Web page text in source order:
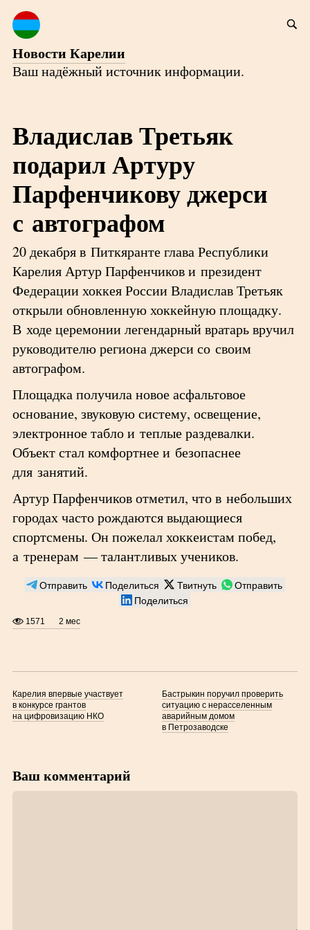
Новости Карелии
Ваш надёжный источник информации.
Владислав Третьяк
подарил Артуру
Парфенчикову джерси
с автографом
20 декабря в Питкяранте глава Республики
Карелия Артур Парфенчиков и президент
Федерации хоккея России Владислав Третьяк
открыли обновленную хоккейную площадку.
В ходе церемонии легендарный вратарь вручил
руководителю региона джерси со своим
автографом.
Площадка получила новое асфальтовое
основание, звуковую систему, освещение,
электронное табло и теплые раздевалки.
Объект стал комфортнее и безопаснее
для занятий.
Артур Парфенчиков отметил, что в небольших
городах часто рождаются выдающиеся
спортсмены. Он пожелал хоккеистам побед,
а тренерам — талантливых учеников.
Отправить Поделиться Твитнуть
Отправить
Поделиться
1571 2 мес
Карелия впервые участвует
в конкурсе грантов
на цифровизацию НКО
Бастрыкин поручил проверить
ситуацию с нерасселенным
аварийным домом
в Петрозаводске
Ваш комментарий